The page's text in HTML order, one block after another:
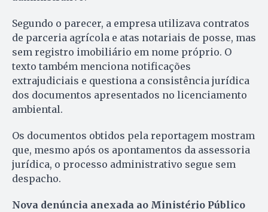
Segundo o parecer, a empresa utilizava contratos
de parceria agrícola e atas notariais de posse, mas
sem registro imobiliário em nome próprio. O
texto também menciona notificações
extrajudiciais e questiona a consistência jurídica
dos documentos apresentados no licenciamento
ambiental.
Os documentos obtidos pela reportagem mostram
que, mesmo após os apontamentos da assessoria
jurídica, o processo administrativo segue sem
despacho.
Nova denúncia anexada ao Ministério Público